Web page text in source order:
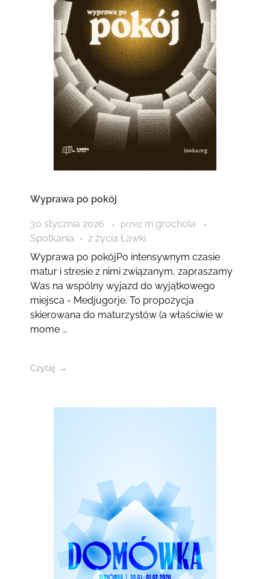
Wyprawa po pokój
30 stycznia 2026 przez m.grochola
Spotkania
z życia Ławki
Wyprawa po pokójPo intensywnym czasie
matur i stresie z nimi związanym, zapraszamy
Was na wspólny wyjazd do wyjątkowego
miejsca - Medjugorje. To propozycja
skierowana do maturzystów (a właściwie w
mome ...
Czytaj